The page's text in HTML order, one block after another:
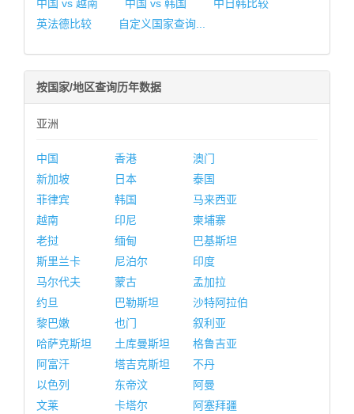
中国 vs 越南 中国 vs 韩国
中日韩比较
英法德比较
自定义国家查询...
按国家/地区查询历年数据
亚洲
中国 香港
澳门
新加坡
日本
泰国
菲律宾
韩国
马来西亚
越南
印尼
柬埔寨
老挝
缅甸
巴基斯坦
斯里兰卡
尼泊尔
印度
马尔代夫
蒙古
孟加拉
约旦
巴勒斯坦
沙特阿拉伯
黎巴嫩
也门
叙利亚
哈萨克斯坦
土库曼斯坦
格鲁吉亚
阿富汗
塔吉克斯坦
不丹
以色列
东帝汶
阿曼
文莱
卡塔尔
阿塞拜疆